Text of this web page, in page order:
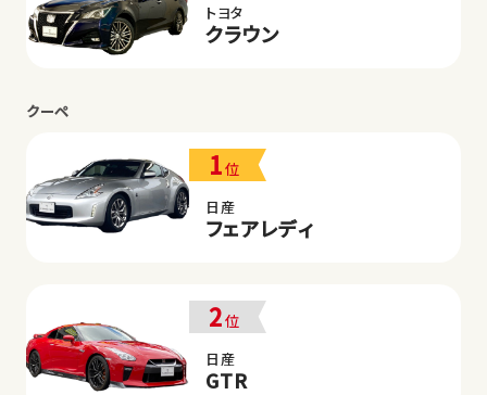
トヨタ
クラウン
クーペ
1位
日産
フェアレディ
2位
日産
GTR